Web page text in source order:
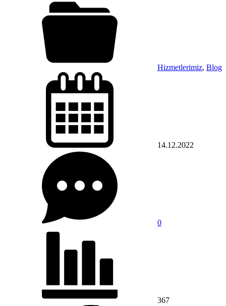
Hizmetlerimiz, Blog
14.12.2022
0
367